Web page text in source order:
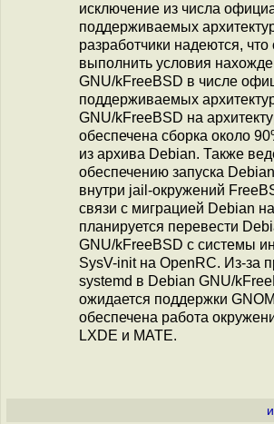
исключение из числа
поддерживаемых
разработчики надеются, что
выполнить условия
GNU/kFreeBSD в числе
поддерживаемых
GNU/kFreeBSD на
обеспечена сборка около
из архива Debian. Также
обеспечению запуска
внутри jail-окружений
связи с миграцией Debian
планируется перевести
GNU/kFreeBSD с системы
SysV-init на OpenRC. Из-за
systemd в Debian GNU/
ожидается поддержки
обеспечена работа
LXDE и MATE.